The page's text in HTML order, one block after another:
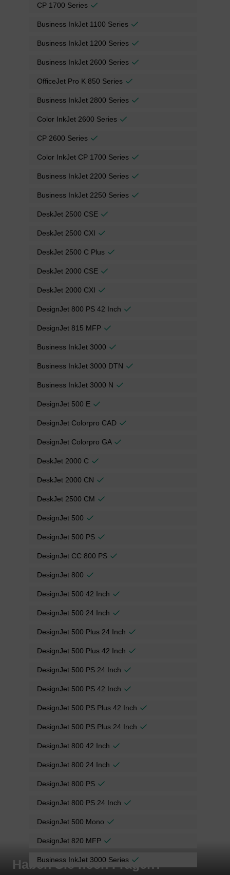
CP 1700 Series
Business InkJet 1100 Series
Business InkJet 1200 Series
Business InkJet 2600 Series
OfficeJet Pro K 850 Series
Business InkJet 2800 Series
Color InkJet 2600 Series
CP 2600 Series
Color InkJet CP 1700 Series
Business InkJet 2200 Series
Business InkJet 2250 Series
DeskJet 2500 CSE
DeskJet 2500 CXI
DeskJet 2500 C Plus
DeskJet 2000 CSE
DeskJet 2000 CXI
DesignJet 800 PS 42 Inch
DesignJet 815 MFP
Business InkJet 3000
Business InkJet 3000 DTN
Business InkJet 3000 N
DesignJet 500 E
DesignJet Colorpro CAD
DesignJet Colorpro GA
DeskJet 2000 C
DeskJet 2000 CN
DeskJet 2500 CM
DesignJet 500
DesignJet 500 PS
DesignJet CC 800 PS
DesignJet 800
DesignJet 500 42 Inch
DesignJet 500 24 Inch
DesignJet 500 Plus 24 Inch
DesignJet 500 Plus 42 Inch
DesignJet 500 PS 24 Inch
DesignJet 500 PS 42 Inch
DesignJet 500 PS Plus 42 Inch
DesignJet 500 PS Plus 24 Inch
DesignJet 800 42 Inch
DesignJet 800 24 Inch
DesignJet 800 PS
DesignJet 800 PS 24 Inch
DesignJet 500 Mono
DesignJet 820 MFP
Business InkJet 3000 Series
Haben Sie noch Fragen?